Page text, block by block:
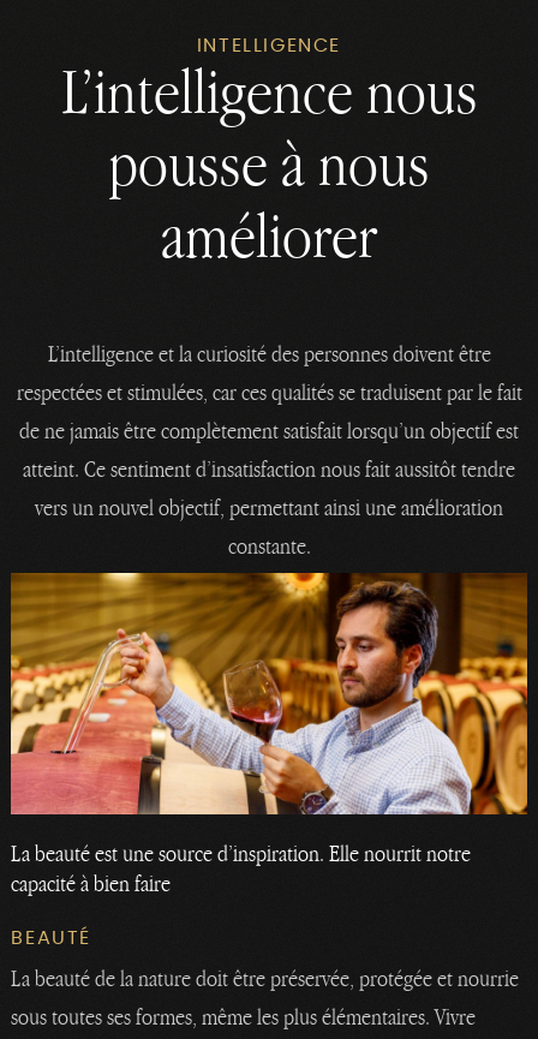
INTELLIGENCE
L’intelligence nous
pousse à nous
améliorer
L’intelligence et la curiosité des personnes doivent être
respectées et stimulées, car ces qualités se traduisent par le fait
de ne jamais être complètement satisfait lorsqu’un objectif est
atteint. Ce sentiment d’insatisfaction nous fait aussitôt tendre
vers un nouvel objectif, permettant ainsi une amélioration
constante.
La beauté est une source d’inspiration. Elle nourrit notre
capacité à bien faire
BEAUTÉ
La beauté de la nature doit être préservée, protégée et nourrie
sous toutes ses formes, même les plus élémentaires. Vivre